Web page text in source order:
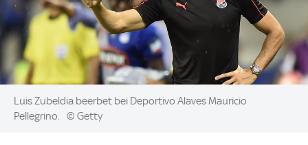
Image:
Luis Zubeldia beerbet bei Deportivo Alaves Mauricio
Pellegrino.
© Getty